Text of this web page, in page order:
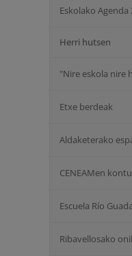
Eskolako Agenda
Herri hutsen
"Nire eskola nire
Etxe berdeak
Aldaketerako
CENEAMen
Escuela Río
Ribavellosako